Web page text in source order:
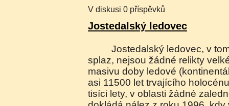
V diskusi 0 příspěvků
Jostedalský ledovec
Jostedalský ledovec, v tom i jeho Briksdalský
splaz, nejsou žádné relikty
masivu doby ledové
asi 11500 let trvajícího
tisíci lety, v oblasti žádné